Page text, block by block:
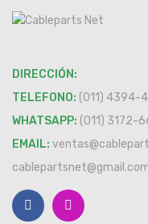
DIRECCIÓN:
TELEFONO: (011) 4394-
WHATSAPP: (011) 3172-
EMAIL: